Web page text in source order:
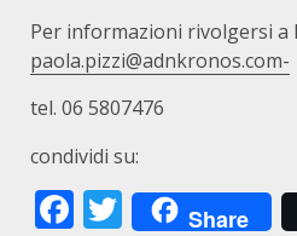
Per informazioni rivolgersi a
paola.pizzi@adnkronos.com-
tel. 06 5807476
condividi su:
Facebook
Twitter
Share